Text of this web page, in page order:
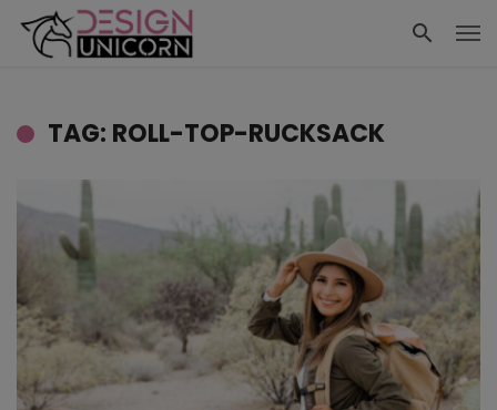
TAG: ROLL-TOP-RUCKSACK